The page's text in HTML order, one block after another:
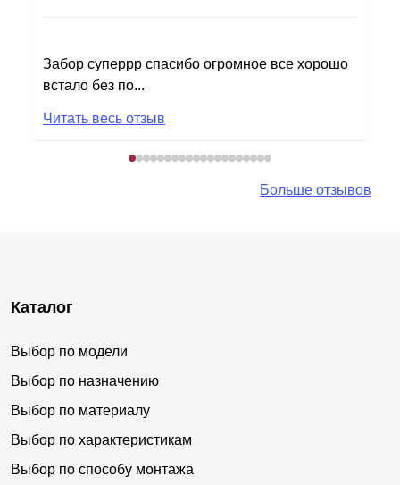
Забор суперрр спасибо огромное все хорошо
встало без по...
Читать весь отзыв
Больше отзывов
Каталог
Выбор по модели
Выбор по назначению
Выбор по материалу
Выбор по характеристикам
Выбор по способу монтажа